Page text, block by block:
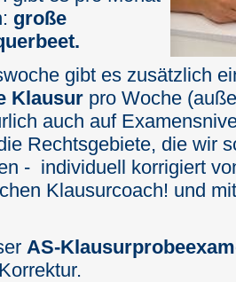
große
gibt es zusätzlich
Klausur pro Woche
auch auf
Rechtsgebiete, die wir
- individuell korrigiert
Klausurcoach! und
AS-